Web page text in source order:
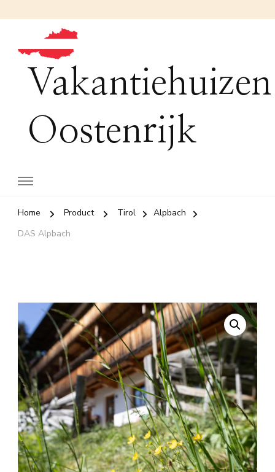
Vakantiehuizen
Oostenrijk
Home Product Tirol
Alpbach
DAS Alpbach